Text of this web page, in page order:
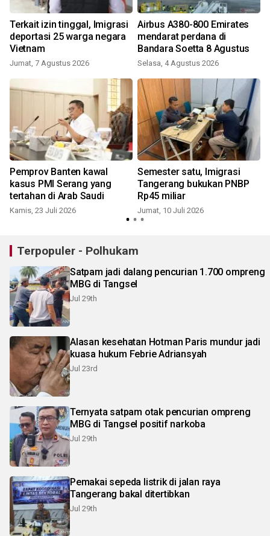
Terkait izin tinggal, Imigrasi
deportasi 25 warga negara
Vietnam
Jumat, 7 Agustus 2026
Airbus A380-800 Emirates
mendarat perdana di
Bandara Soetta 8 Agustus
Selasa, 4 Agustus 2026
Pemprov Banten kawal
kasus PMI Serang yang
tertahan di Arab Saudi
Kamis, 23 Juli 2026
Semester satu, Imigrasi
Tangerang bukukan PNBP
Rp45 miliar
Jumat, 10 Juli 2026
Terpopuler - Polhukam
Satpam jadi dalang pencurian 1.700 ompreng
MBG di Tangsel
Jul 29th
Alasan kesehatan Hotman Paris mundur jadi
kuasa hukum Febrie Adriansyah
Jul 23rd
Ternyata satpam otak pencurian ompreng
MBG di Tangsel positif narkoba
Jul 29th
Pemakai sepeda listrik di jalan raya
Tangerang bakal ditertibkan
Jul 29th